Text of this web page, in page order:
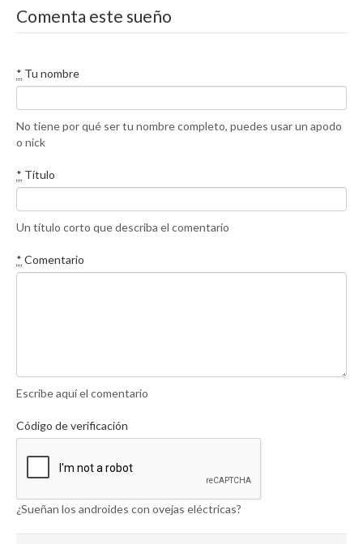
Comenta este sueño
* Tu nombre
No tiene por qué ser tu nombre completo, puedes usar un apodo
o nick
* Título
Un título corto que describa el comentario
* Comentario
Escribe aquí el comentario
Código de verificación
¿Sueñan los androides con ovejas eléctricas?